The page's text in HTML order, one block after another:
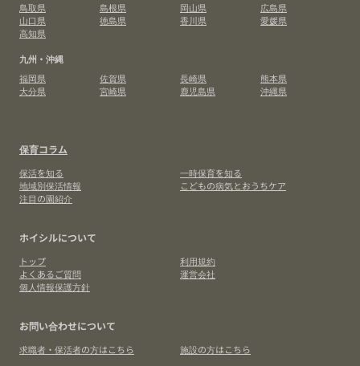
鳥取県
島根県 岡山県
広島県
山口県
徳島県 香川県
愛媛県
高知県
九州・沖縄
福岡県
佐賀県 長崎県
熊本県
大分県
宮崎県 鹿児島県 沖縄県
保育コラム
保活を知る
一時保育を知る
地域別保活情報
こどもの病気とおうちケア
注目の園紹介
ホイシルについて
トップ
利用規約
よくあるご質問
運営会社
個人情報保護方針
お問い合わせについて
求職者・保活者の方はこちら 施設の方はこちら